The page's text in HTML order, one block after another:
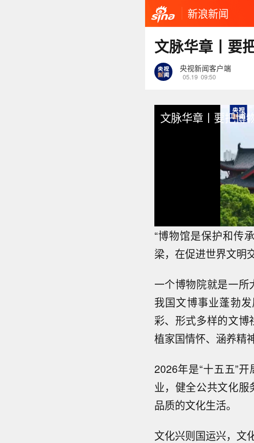
新浪新闻
文脉华章丨要
央视新闻客户端
05.19 09:50
文脉华章丨要把博
“博物馆是保护和传
梁，在促进世界文明
一个博物院就是一所
我国文博事业蓬勃
彩、形式多样的文
植家国情怀、涵养精
2026年是“十五五”
业，健全公共文化
品质的文化生活。
文化兴则国运兴，文